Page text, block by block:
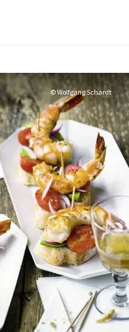
© Wolfgang Schardt